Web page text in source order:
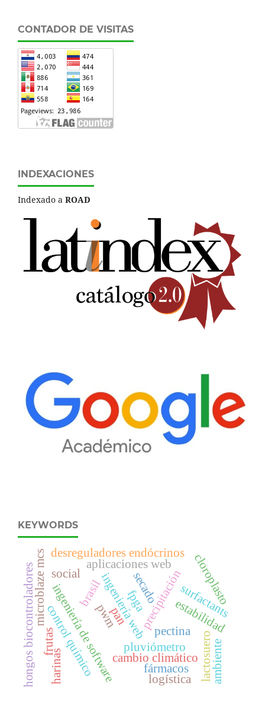
CONTADOR DE VISITAS
INDEXACIONES
Indexado a ROAD
KEYWORDS
ingeniería de softwareingeniería web
aplicaciones web
precipitación
pluviómetro
cambio climático
pwm
fpga
microblaze mcs
lactosuero
pectinaestabilidad
fármacos
desreguladores endócrinos
brasil
hongos biocontroladores surfactants
control químico
frutas
secado
harinas
pan
cloroplasto
logística ambiente
social